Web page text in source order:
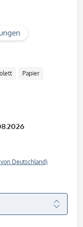
Papier
Deutschland)